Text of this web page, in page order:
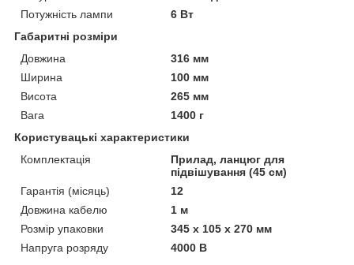
Потужність лампи
6 Вт
Габаритні розміри
Довжина
316 мм
Ширина
100 мм
Висота
265 мм
Вага
1400 г
Користувацькі характеристики
Комплектація
Прилад, ланцюг для
підвішування (45 см)
Гарантія (місяць)
12
Довжина кабелю
1 м
Розмір упаковки
345 х 105 х 270 мм
Напруга розряду
4000 В